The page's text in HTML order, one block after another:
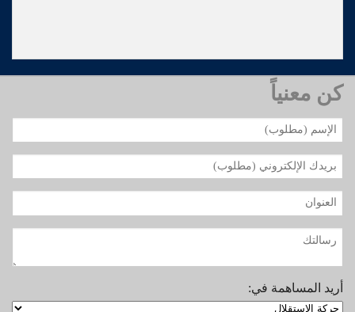
كن معنياً
أريد المساهمة في: